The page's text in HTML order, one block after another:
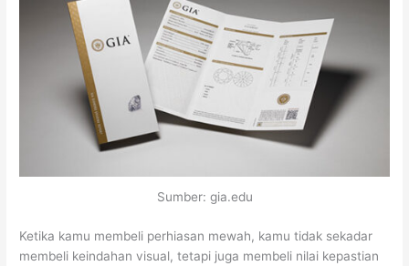
Sumber: gia.edu
Ketika kamu membeli perhiasan mewah, kamu tidak sekadar
membeli keindahan visual, tetapi juga membeli nilai kepastian